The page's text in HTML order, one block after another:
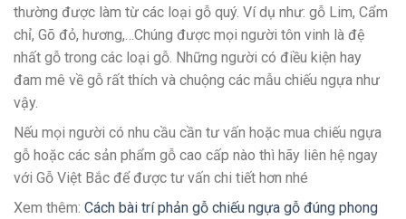
thường được làm từ các loại gỗ quý. Ví dụ như: gỗ Lim, Cẩm
chỉ, Gõ đỏ, hương,…Chúng được mọi người tôn vinh là đệ
nhất gỗ trong các loại gỗ. Những người có điều kiện hay
đam mê về gỗ rất thích và chuộng các mẫu chiếu ngựa như
vậy.
Nếu mọi người có nhu cầu cần tư vấn hoặc mua chiếu ngựa
gỗ hoặc các sản phẩm gỗ cao cấp nào thì hãy liên hệ ngay
với Gỗ Việt Bắc để được tư vấn chi tiết hơn nhé
Xem thêm: Cách bài trí phản gỗ chiếu ngựa gỗ đúng phong